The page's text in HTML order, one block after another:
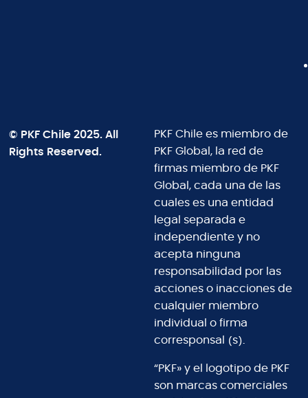
© PKF Chile 2025. All
Rights Reserved.
PKF Chile es miembro de
PKF Global, la red de
firmas miembro de PKF
Global, cada una de las
cuales es una entidad
legal separada e
independiente y no
acepta ninguna
responsabilidad por las
acciones o inacciones de
cualquier miembro
individual o firma
corresponsal (s).
“PKF» y el logotipo de PKF
son marcas comerciales